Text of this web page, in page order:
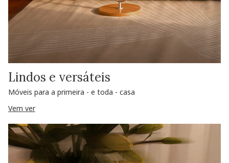
Lindos e versáteis
Móveis para a primeira - e toda - casa
Vem ver